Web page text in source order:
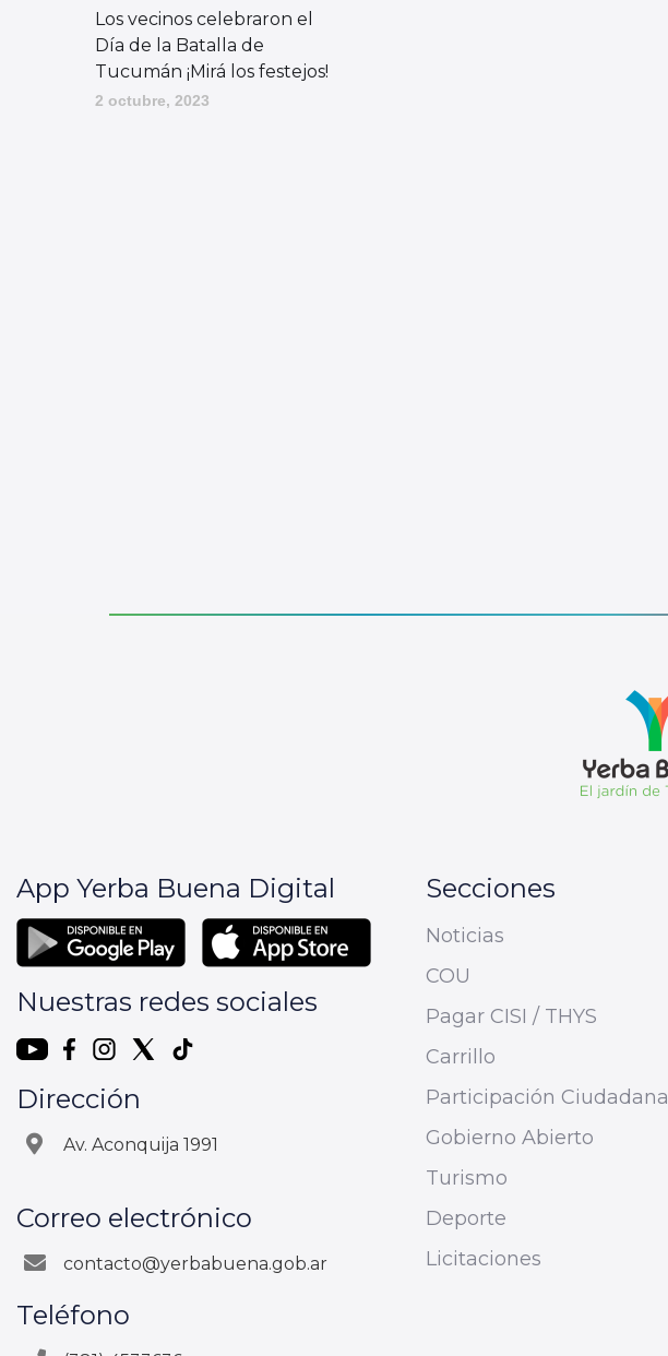
Los vecinos celebraron el
Día de la Batalla de
Tucumán ¡Mirá los festejos!
2 octubre, 2023
App Yerba Buena Digital
Nuestras redes sociales
Dirección
Av. Aconquija 1991
Correo electrónico
contacto@yerbabuena.gob.ar
Teléfono
Secciones
Noticias
COU
Pagar CISI / THYS
Carrillo
Participación Ciudadana
Gobierno Abierto
Turismo
Deporte
Licitaciones